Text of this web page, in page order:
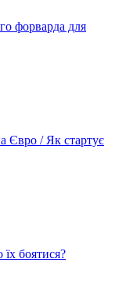
форварда для
Євро / Як стартує
боятися?